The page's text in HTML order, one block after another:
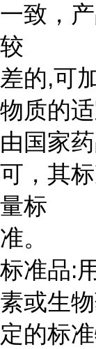
一致，
较
差的,可
物质的
由国家
可，其
量标
准。
标准品:
素或生
定的标